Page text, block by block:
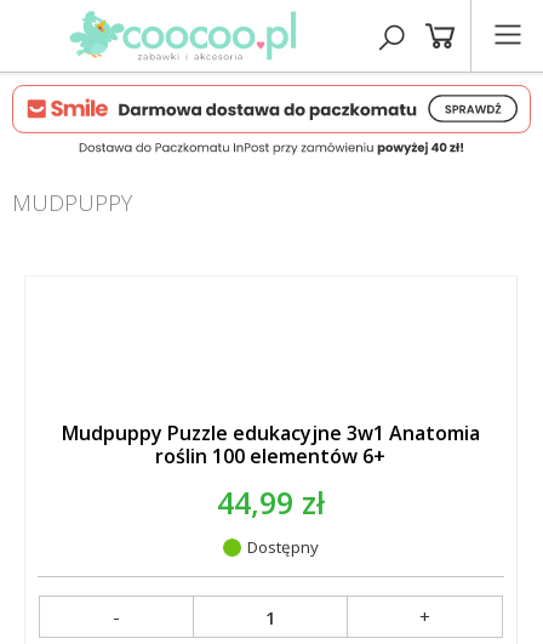
MUDPUPPY
Mudpuppy Puzzle edukacyjne 3w1 Anatomia
roślin 100 elementów 6+
44,99 zł
Dostępny
- +